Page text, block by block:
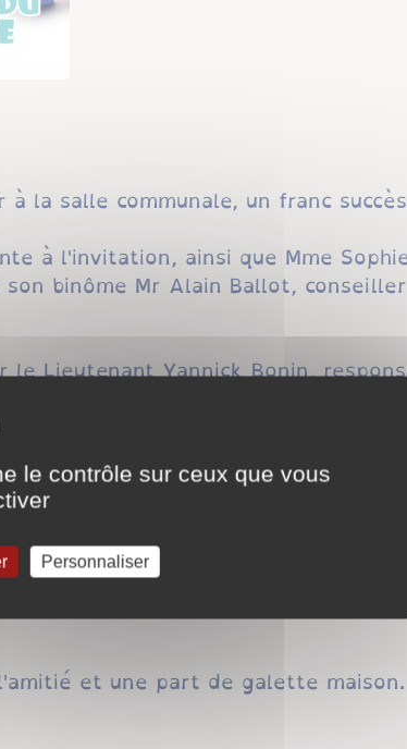
la salle communale, un franc
à l'invitation, ainsi que Mme
binôme Mr Alain Ballot, conseiller
Lieutenant Yannick Bonin,
chef Patrick Potherat, tous deux
les agents municipaux.
chasse et l'ACPE.
habitante, Céline Léger,
et une part de galette maison.
le contrôle sur ceux que vous
Personnaliser